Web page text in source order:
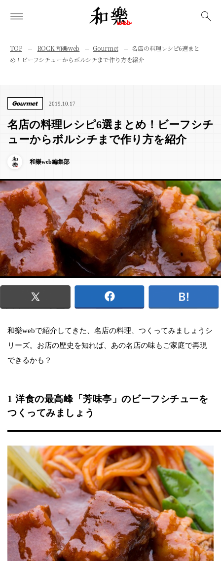
TOP ROCK 和樂web Gourmet
名店の料理レシピ6選まと
め！ビーフシチューからボルシチまで作り方を紹介
Gourmet 2019.10.17
名店の料理レシピ6選まとめ！ビーフシチ
ューからボルシチまで作り方を紹介
和樂web編集部
和樂webで紹介してきた、名店の料理、つくってみましょうシ
リーズ。お店の歴史を知れば、あの名店の味もご家庭で再現
できるかも？
1 洋食の最高峰「芳味亭」のビーフシチューを
つくってみましょう